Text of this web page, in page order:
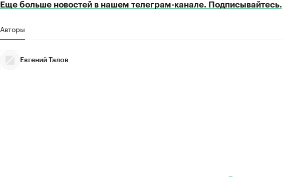
Еще больше новостей в нашем телеграм-канале. Подписывайтесь.
Авторы
Евгений Талов